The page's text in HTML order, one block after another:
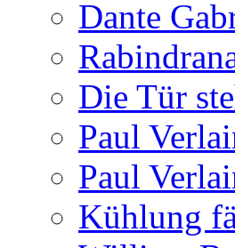
Dante
Die Tür
Paul
Paul
Kühlung